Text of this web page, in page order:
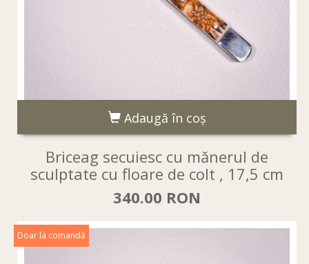
Adaugă în coş
Briceag secuiesc cu mănerul de
sculptate cu floare de colt , 17,5 cm
340.00 RON
Doar la comandă